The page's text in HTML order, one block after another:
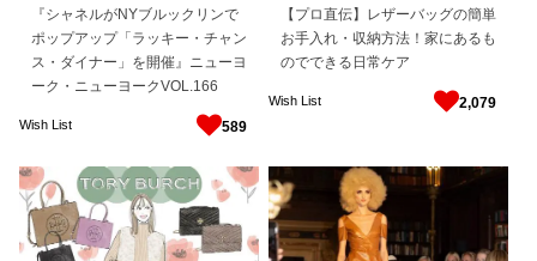
『シャネルがNYブルックリンで
ポップアップ「ラッキー・チャン
ス・ダイナー」を開催』ニューヨ
ーク・ニューヨークVOL.166
589
Wish List
【プロ直伝】レザーバッグの簡単
お手入れ・収納方法！家にあるも
のでできる日常ケア
2,079
Wish List